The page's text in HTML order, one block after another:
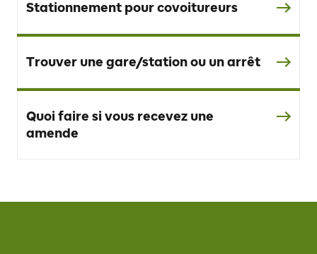
Stationnement pour covoitureurs
Trouver une gare/station ou un arrêt
Quoi faire si vous recevez une
amende